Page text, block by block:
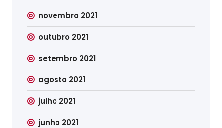
novembro 2021
outubro 2021
setembro 2021
agosto 2021
julho 2021
junho 2021